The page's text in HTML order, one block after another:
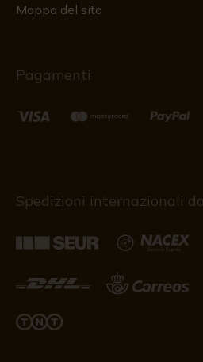
Mappa del sito
Pagamenti
Spedizioni internazionali da